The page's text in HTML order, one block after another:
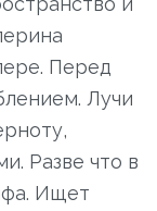
Перед
Лучи
Разве что в
Ищет